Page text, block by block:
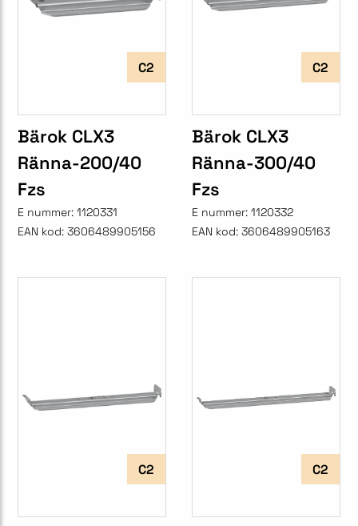
C2
Bärok CLX3
Ränna-200/40
Fzs
E nummer: 1120331
EAN kod: 3606489905156
C2
Bärok CLX3
Ränna-300/40
Fzs
E nummer: 1120332
EAN kod: 3606489905163
C2 C2